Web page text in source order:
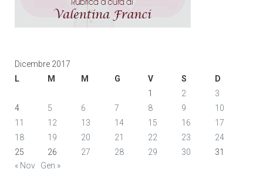
Dicembre 2017
L
M M G V S
D
1
2
3
4
5 6 7 8 9
10
11
12 13 14 15 16
17
18
19 20 21 22 23
24
25
26 27 28 29 30
31
« Nov
Gen »